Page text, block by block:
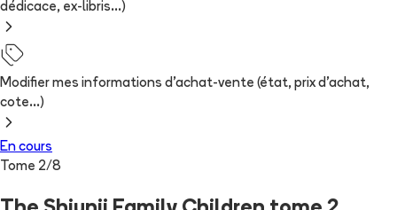
dédicace, ex-libris...)
Modifier mes informations d'achat-vente (état, prix d'achat,
cote...)
En cours
Tome 2/8